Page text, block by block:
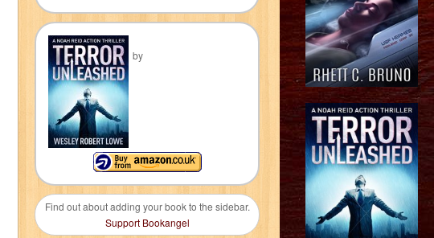
by
Find out about adding your book to the sidebar.
Support Bookangel